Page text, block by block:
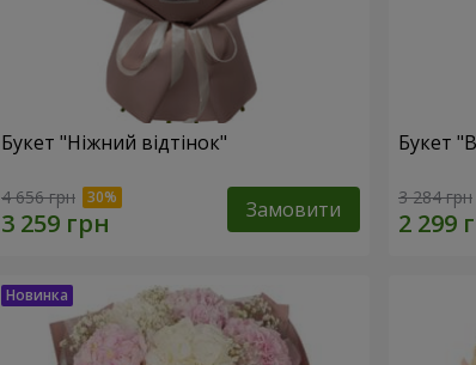
Букет "Ніжний відтінок"
4 656 грн Замовити
Букет
3 284 грн